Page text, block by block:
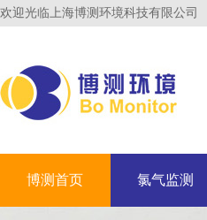
欢迎光临上海博测环境科技有限公司
博测首页 氯气监测